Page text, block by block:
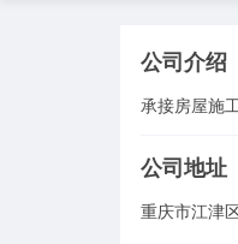
公司介绍
承接房屋施
公司地址
重庆市江津